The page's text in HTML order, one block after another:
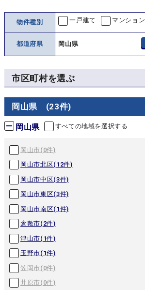
物件種別 一戸建て マンション
都道府県 岡山県
市区町村を選ぶ
岡山県 (23件)
岡山県 すべての地域を選択する
岡山市(0件)
岡山市北区(12件)
岡山市中区(3件)
岡山市東区(3件)
岡山市南区(1件)
倉敷市(2件)
津山市(1件)
玉野市(1件)
笠岡市(0件)
井原市(0件)